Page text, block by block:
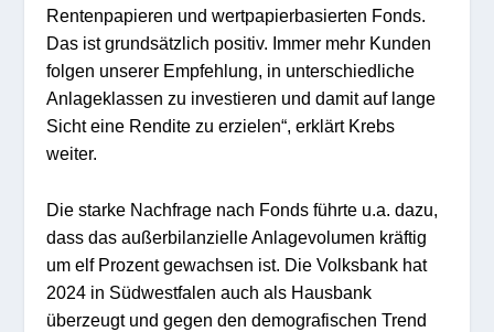
Rentenpapieren und wertpapierbasierten Fonds.
Das ist grundsätzlich positiv. Immer mehr Kunden
folgen unserer Empfehlung, in unterschiedliche
Anlageklassen zu investieren und damit auf lange
Sicht eine Rendite zu erzielen“, erklärt Krebs
weiter.
Die starke Nachfrage nach Fonds führte u.a. dazu,
dass das außerbilanzielle Anlagevolumen kräftig
um elf Prozent gewachsen ist. Die Volksbank hat
2024 in Südwestfalen auch als Hausbank
überzeugt und gegen den demografischen Trend